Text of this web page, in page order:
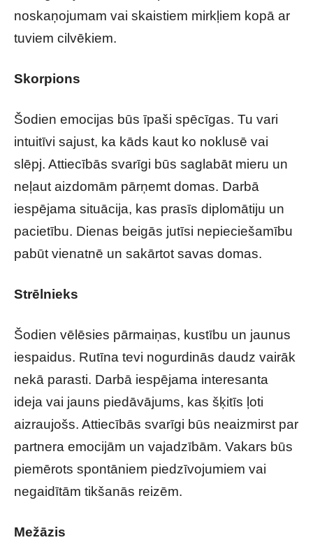
noskaņojumam vai skaistiem mirkļiem kopā ar
tuviem cilvēkiem.
Skorpions
Šodien emocijas būs īpaši spēcīgas. Tu vari
intuitīvi sajust, ka kāds kaut ko noklusē vai
slēpj. Attiecībās svarīgi būs saglabāt mieru un
neļaut aizdomām pārņemt domas. Darbā
iespējama situācija, kas prasīs diplomātiju un
pacietību. Dienas beigās jutīsi nepieciešamību
pabūt vienatnē un sakārtot savas domas.
Strēlnieks
Šodien vēlēsies pārmaiņas, kustību un jaunus
iespaidus. Rutīna tevi nogurdinās daudz vairāk
nekā parasti. Darbā iespējama interesanta
ideja vai jauns piedāvājums, kas šķitīs ļoti
aizraujošs. Attiecībās svarīgi būs neaizmirst par
partnera emocijām un vajadzībām. Vakars būs
piemērots spontāniem piedzīvojumiem vai
negaidītām tikšanās reizēm.
Mežāzis